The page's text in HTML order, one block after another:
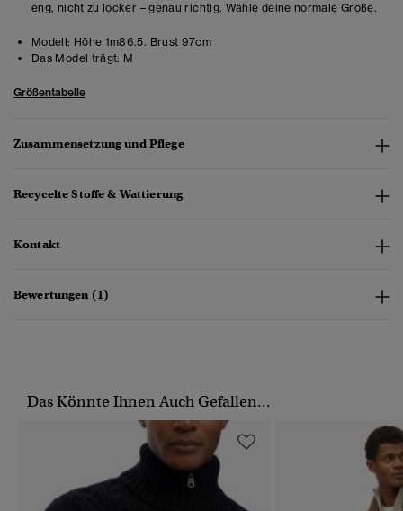
eng, nicht zu locker – genau richtig. Wähle deine normale Größe.
Modell: Höhe 1m86.5. Brust 97cm
Das Model trägt: M
Größentabelle
Zusammensetzung und Pflege
Recycelte Stoffe & Wattierung
Kontakt
Bewertungen (1)
Das Könnte Ihnen Auch Gefallen...